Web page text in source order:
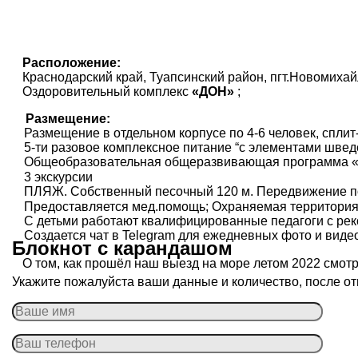
Расположение:
Краснодарский край, Туапсинский район,
Оздоровительный комплекс «ДОН» ;
Размещение:
Размещение в отдельном корпусе по 4-6 человек,
5-ти разовое комплексное питание “с элементами
Общеобразовательная общеразвивающая программа
3 экскурсии
ПЛЯЖ. Собственный песочный 120 м. Передвижение
Предоставляется мед.помощь; Охраняемая
С детьми работают квалифицированные педагоги с
Создается чат в Telegram для ежедневных фото и
О том, как прошёл наш выезд на море летом 2022
Блокнот с карандашом
Укажите пожалуйста ваши данные и количество, после